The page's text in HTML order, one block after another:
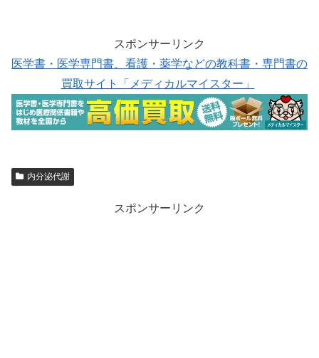
スポンサーリンク
医学書・医学専門書、看護・薬学などの教科書・専門書の
買取サイト「メディカルマイスター」
内分泌代謝
スポンサーリンク